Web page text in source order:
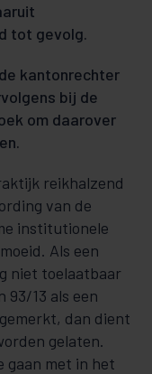
tot gevolg.
kantonrechter
bij de
om daarover
reikhalzend
van de
institutionele
Als een
niet toelaatbaar
93/13 als een
dan dient
gelaten.
gaan met in het